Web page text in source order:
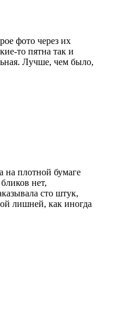
фото через их
то пятна так и
Лучше, чем было,
на плотной бумаге
нет,
сто штук,
лишней, как иногда